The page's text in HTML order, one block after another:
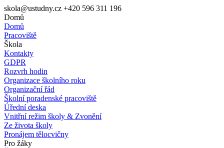
skola@ustudny.cz +420 596 311 196
Domů
Domů
Pracoviště
Škola
Kontakty
GDPR
Rozvrh hodin
Organizace školního roku
Organizační řád
Školní poradenské pracoviště
Úřední deska
Vnitřní režim školy & Zvonění
Ze života školy
Pronájem tělocvičny
Pro žáky